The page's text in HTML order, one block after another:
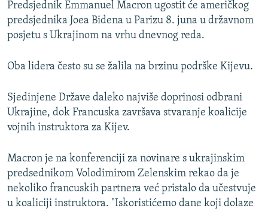
MOJA EVROPA
TRI DECENIJE OD RATA U BIH
SVE KARTE DEJTONA
Predsjednik Emmanuel Macron ugostit će američkog
predsjednika Joea Bidena u Parizu 8. juna u državnom
posjetu s Ukrajinom na vrhu dnevnog reda.
Oba lidera često su se žalila na brzinu podrške Kijevu.
Sjedinjene Države daleko najviše doprinosi odbrani
Ukrajine, dok Francuska završava stvaranje koalicije
vojnih instruktora za Kijev.
Macron je na konferenciji za novinare s ukrajinskim
predsednikom Volodimirom Zelenskim rekao da je
nekoliko francuskih partnera već pristalo da učestvuje
u koaliciji instruktora. "Iskoristićemo dane koji dolaze